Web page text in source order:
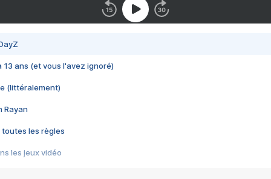
13 ans (et vous l'avez ignoré)
(littéralement)
Rayan
toutes les règles
les jeux vidéo